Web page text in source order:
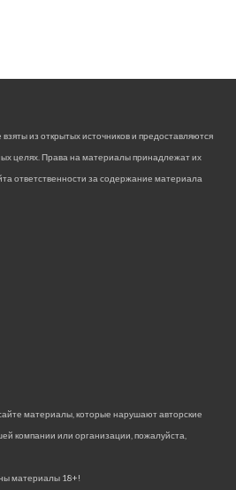
из открытых источников и предоставляются
целях. Права на материалы принадлежат их
ответственности за содержание материала
материалы, которые нарушают авторские
компании или организации, пожалуйста,
материалы 18+!